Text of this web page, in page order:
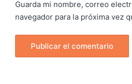
Guarda mi nombre, correo
navegador para la próxima vez